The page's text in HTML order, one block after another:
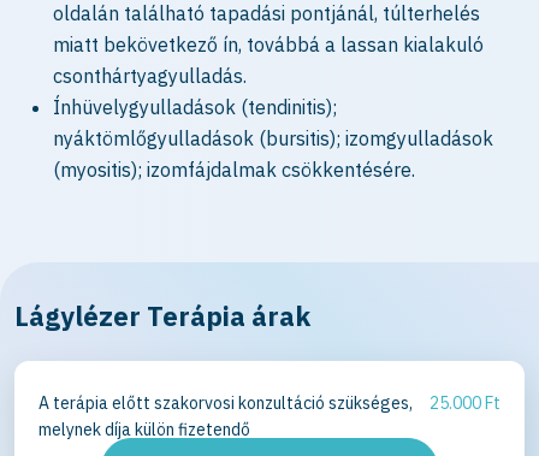
oldalán található tapadási pontjánál, túlterhelés
miatt bekövetkező ín, továbbá a lassan kialakuló
csonthártyagyulladás.
Ínhüvelygyulladások (tendinitis);
nyáktömlőgyulladások (bursitis); izomgyulladások
(myositis); izomfájdalmak csökkentésére.
Lágylézer Terápia árak
A terápia előtt szakorvosi konzultáció szükséges,
melynek díja külön fizetendő
25.000 Ft